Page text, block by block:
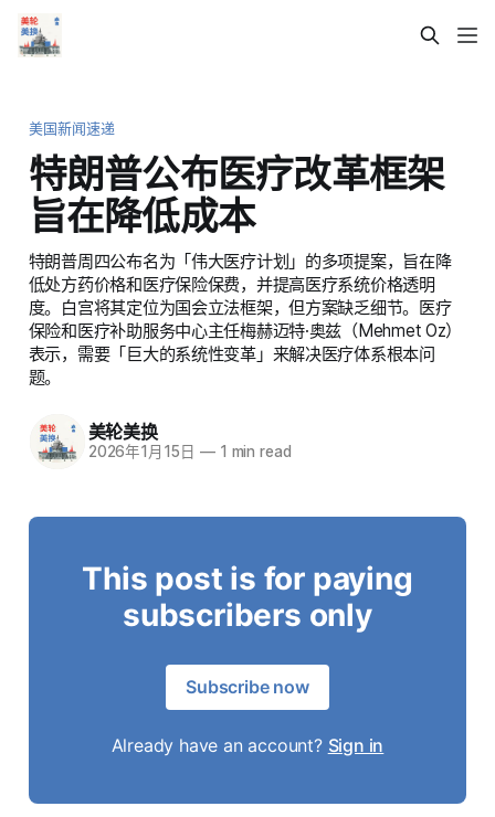
美国新闻速递
特朗普公布医疗改革框架
旨在降低成本
特朗普周四公布名为「伟大医疗计划」的多项提案，旨在降
低处方药价格和医疗保险保费，并提高医疗系统价格透明
度。白宫将其定位为国会立法框架，但方案缺乏细节。医疗
保险和医疗补助服务中心主任梅赫迈特·奥兹（Mehmet Oz）
表示，需要「巨大的系统性变革」来解决医疗体系根本问
题。
美轮美换
2026年1月15日 —1 min read
This post is for paying
subscribers only
Subscribe now
Already have an account? Sign in